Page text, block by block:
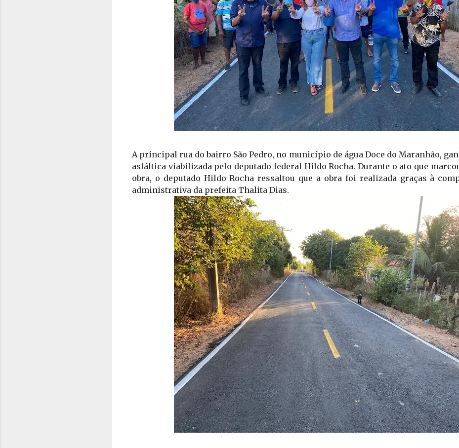
A principal rua do bairro São Pedro, no município de água Doce do Maranhão,
asfáltica viabilizada pelo deputado federal Hildo Rocha. Durante o ato que
obra, o deputado Hildo Rocha ressaltou que a obra foi realizada graças à
administrativa da prefeita Thalita Dias.